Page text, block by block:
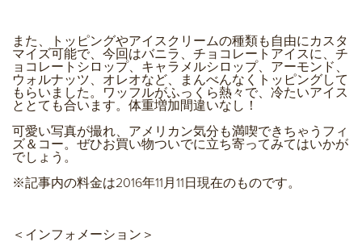
また、トッピングやアイスクリームの種類も自由にカスタ
マイズ可能で、今回はバニラ、チョコレートアイスに、チ
ョコレートシロップ、キャラメルシロップ、アーモンド、
ウォルナッツ、オレオなど、まんべんなくトッピングして
もらいました。ワッフルがふっくら熱々で、冷たいアイス
ととても合います。体重増加間違いなし！
可愛い写真が撮れ、アメリカン気分も満喫できちゃうフィ
ズ＆コー。ぜひお買い物ついでに立ち寄ってみてはいかが
でしょう。
※記事内の料金は2016年11月11日現在のものです。
＜インフォメーション＞